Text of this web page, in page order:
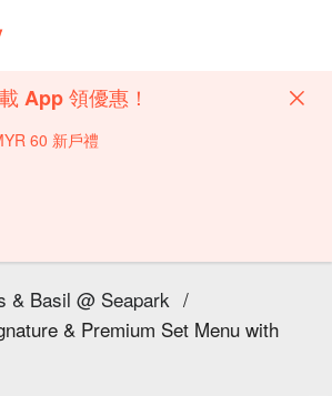
App 領優惠！
60 新戶禮
& Basil @ Seapark /
& Premium Set Menu with